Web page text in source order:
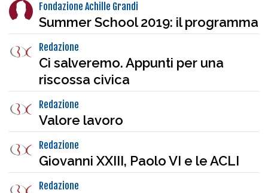
Fondazione Achille Grandi
Summer School 2019: il programma
Redazione
Ci salveremo. Appunti per una
riscossa civica
Redazione
Valore lavoro
Redazione
Giovanni XXIII, Paolo VI e le ACLI
Redazione